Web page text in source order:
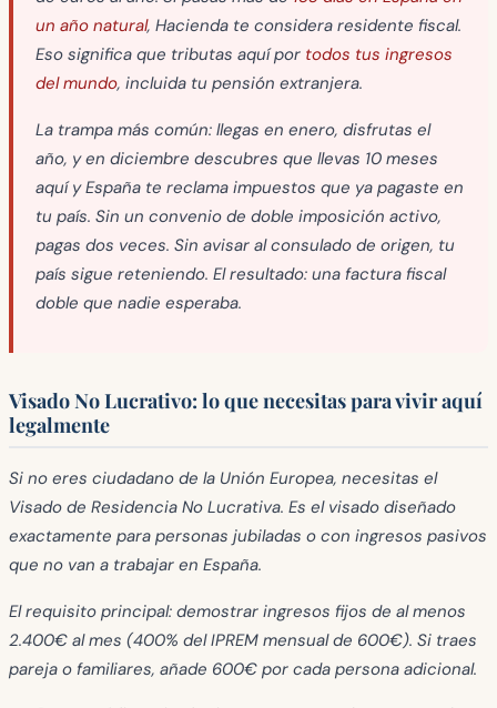
un año natural, Hacienda te considera residente fiscal.
Eso significa que tributas aquí por todos tus ingresos
del mundo, incluida tu pensión extranjera.
La trampa más común: llegas en enero, disfrutas el
año, y en diciembre descubres que llevas 10 meses
aquí y España te reclama impuestos que ya pagaste en
tu país. Sin un convenio de doble imposición activo,
pagas dos veces. Sin avisar al consulado de origen, tu
país sigue reteniendo. El resultado: una factura fiscal
doble que nadie esperaba.
Visado No Lucrativo: lo que necesitas para vivir aquí
legalmente
Si no eres ciudadano de la Unión Europea, necesitas el
Visado de Residencia No Lucrativa. Es el visado diseñado
exactamente para personas jubiladas o con ingresos pasivos
que no van a trabajar en España.
El requisito principal: demostrar ingresos fijos de al menos
2.400€ al mes (400% del IPREM mensual de 600€). Si traes
pareja o familiares, añade 600€ por cada persona adicional.